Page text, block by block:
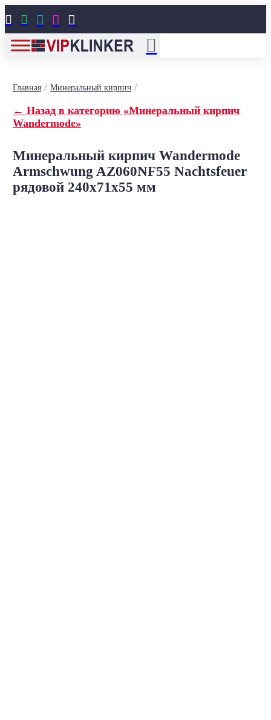
    
Главная/ Минеральный кирпич/
← Назад в категорию «Минеральный кирпич
Wandermode»
Минеральный кирпич Wandermode
Armschwung AZ060NF55 Nachtsfeuer
рядовой 240x71x55 мм